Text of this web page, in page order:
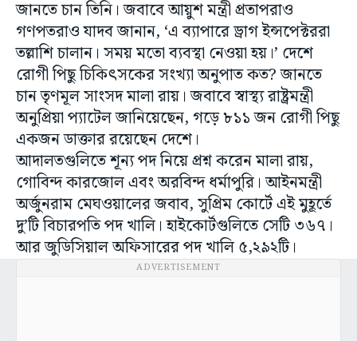
জানতে চান তিনি। জবাবে আয়ুশ মন্ত্রী প্রতাপরাও
গণপতরাও যাদব জানান, ‘এ ব্যাপারে ড্রাগ ইন্সপেক্টররা
তল্লাশি চালান। সময় মতো ব্যবস্থা নেওয়া হয়।’ দেশে
রোগী পিছু চিকিৎসকের সংখ্যা অনুপাত কত? জানতে
চান তৃণমূল সাংসদ মালা রায়। জবাবে স্বাস্থ্য রাষ্ট্রমন্ত্রী
অনুপ্রিয়া প্যাটেল জানিয়েছেন, গড়ে ৮১১ জন রোগী পিছু
একজন ডাক্তার রয়েছেন দেশে।
আদালতগুলিতে শূন্য‌ পদ নিয়ে প্রশ্ন করেন মালা রায়,
গোবিন্দ কারজোল এবং অরবিন্দ ধর্মাপুরি। আ‌ইনমন্ত্রী
অর্জুনরাম মেঘওয়ালের জবাব, সুপ্রিম কোর্টে এই মুহূর্তে
দু’টি বিচারপতি পদ খালি। হাইকোর্টগুলিতে সেটি ৩৬৭।
আর জুডিসিয়াল অফিসারের পদ খালি ৫,২৯২টি।
ADVERTISEMENT